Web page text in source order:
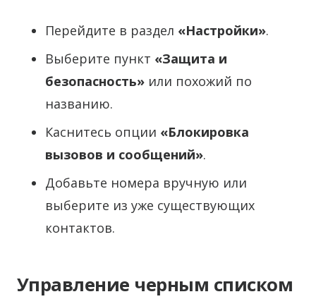
Перейдите в раздел «Настройки».
Выберите пункт «Защита и
безопасность» или похожий по
названию.
Каснитесь опции «Блокировка
вызовов и сообщений».
Добавьте номера вручную или
выберите из уже существующих
контактов.
Управление черным списком